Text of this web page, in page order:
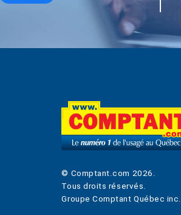
© Comptant.com 2026 .
Tous droits réservés.
Groupe Comptant Québec inc.